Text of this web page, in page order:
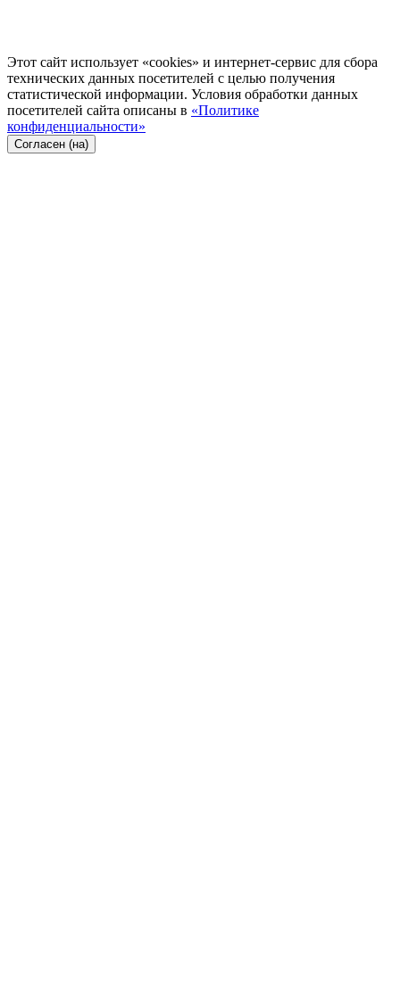
Этот сайт использует «cookies» и интернет-сервис для сбора
технических данных посетителей с целью получения
статистической информации. Условия обработки данных
посетителей сайта описаны в «Политике
конфиденциальности»
Согласен (на)